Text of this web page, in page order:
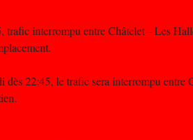
interrompu entre Châtelet – Les
dès 22:45, le trafic sera interrompu